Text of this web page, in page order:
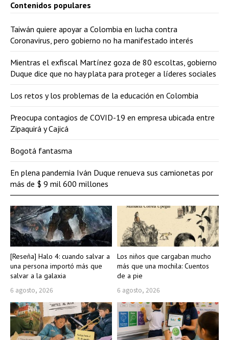
[Reseña] Halo 4: cuando salvar a
una persona importó más que
salvar a la galaxia
6 agosto, 2026
Los niños que cargaban mucho
más que una mochila: Cuentos
de a pie
6 agosto, 2026
Contenidos populares
Taiwán quiere apoyar a Colombia en lucha contra
Coronavirus, pero gobierno no ha manifestado interés
Mientras el exfiscal Martínez goza de 80 escoltas, gobierno
Duque dice que no hay plata para proteger a líderes sociales
Los retos y los problemas de la educación en Colombia
Preocupa contagios de COVID-19 en empresa ubicada entre
Zipaquirá y Cajicá
Bogotá fantasma
En plena pandemia Iván Duque renueva sus camionetas por
más de $ 9 mil 600 millones